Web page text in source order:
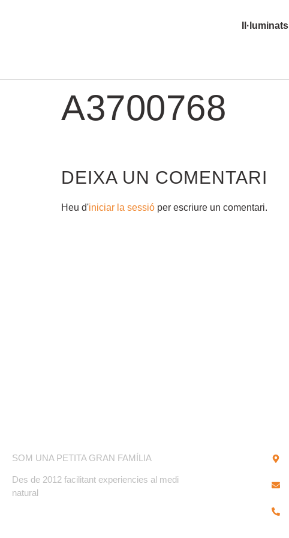
Il·luminats
A3700768
DEIXA UN COMENTARI
Heu d'iniciar la sessió per escriure un comentari.
SOM UNA PETITA GRAN FAMÍLIA
Des de 2012 facilitant experiencies al medi
natural